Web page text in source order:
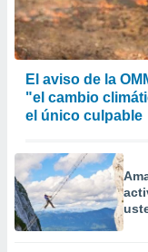
El aviso de la
"el cambio
el único culpable